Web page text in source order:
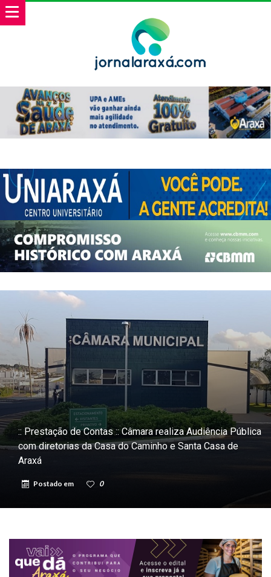
:: Prestação de Contas :: Câmara realiza Audiência Pública
com diretorias da Casa do Caminho e Santa Casa de
Araxá
Postado em 0